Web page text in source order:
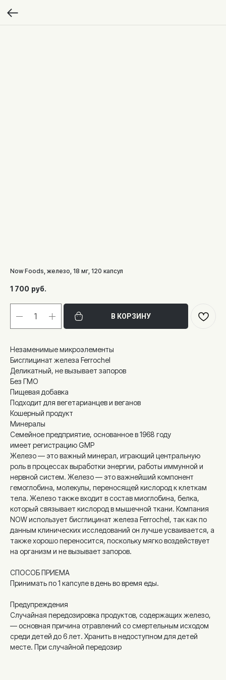
Now Foods, железо, 18 мг, 120 капсул
1 700 руб.
В КОРЗИНУ
Незаменимые микроэлементы
Бисглицинат железа Ferrochel
Деликатный, не вызывает запоров
Без ГМО
Пищевая добавка
Подходит для вегетарианцев и веганов
Кошерный продукт
Минералы
Семейное предприятие, основанное в 1968 году
имеет регистрацию GMP
Железо — это важный минерал, играющий центральную
роль в процессах выработки энергии, работы иммунной и
нервной систем. Железо — это важнейший компонент
гемоглобина, молекулы, переносящей кислород к клеткам
тела. Железо также входит в состав миоглобина, белка,
который связывает кислород в мышечной ткани. Компания
NOW использует бисглицинат железа Ferrochel, так как по
данным клинических исследований он лучше усваивается, а
также хорошо переносится, поскольку мягко воздействует
на организм и не вызывает запоров.
СПОСОБ ПРИЕМА
Принимать по 1 капсуле в день во время еды.
Предупреждения
Случайная передозировка продуктов, содержащих железо,
— основная причина отравлений со смертельным исходом
среди детей до 6 лет. Хранить в недоступном для детей
месте. При случайной передозир